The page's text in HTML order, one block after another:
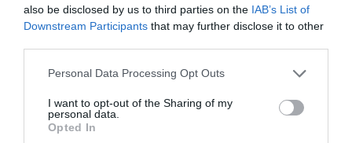
also be disclosed by us to third parties on the IAB’s List of
Downstream Participants that may further disclose it to other
Please note that this website/app uses one or more Google
not limited to your visit or usage behaviour. You may click to
grant or deny consent to Google and its third-party tags to
use your data for below specified purposes in below Google
Personal Data Processing Opt Outs
I want to opt-out of the Sharing of my
personal data.
Opted In
05.08.2026 | 20:02
αεροπορική πυρηνική της τριάδα και
προκάλεσε διεθνές σοκ – Δείτε βίντεο